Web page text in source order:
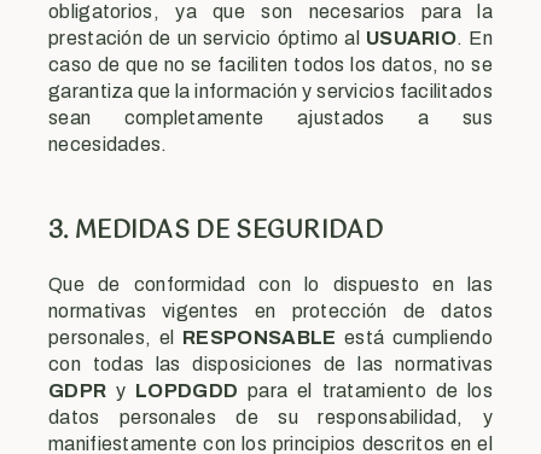
obligatorios, ya que son necesarios para la
prestación de un servicio óptimo al USUARIO. En
caso de que no se faciliten todos los datos, no se
garantiza que la información y servicios facilitados
sean completamente ajustados a sus
necesidades.
3. MEDIDAS DE SEGURIDAD
Que de conformidad con lo dispuesto en las
normativas vigentes en protección de datos
personales, el RESPONSABLE está cumpliendo
con todas las disposiciones de las normativas
GDPR y LOPDGDD para el tratamiento de los
datos personales de su responsabilidad, y
manifiestamente con los principios descritos en el